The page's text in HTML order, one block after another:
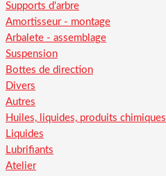
Supports d'arbre
Amortisseur - montage
Arbalete - assemblage
Suspension
Bottes de direction
Divers
Autres
Huiles, liquides, produits chimiques
Liquides
Lubrifiants
Atelier